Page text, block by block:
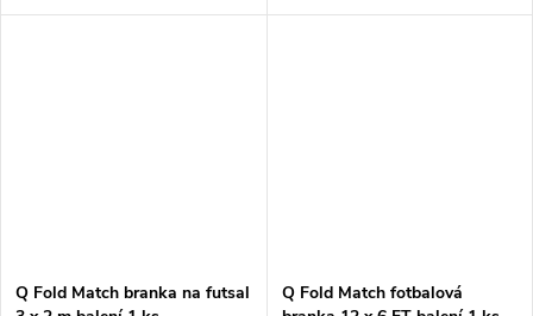
x 100 x 75 cm.
Q Fold Match branka na futsal
Q Fold Match fotbalová